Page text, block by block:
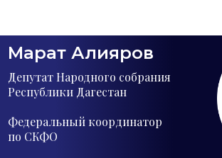
Марат Алияров
Депутат Народного собрания
Республики Дагестан
Федеральный координатор
по СКФО